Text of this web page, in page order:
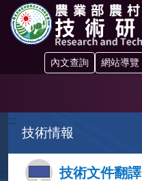
跳到主要內容區塊
內文查詢 網站導覽
:::
技術情報
技術文件翻譯